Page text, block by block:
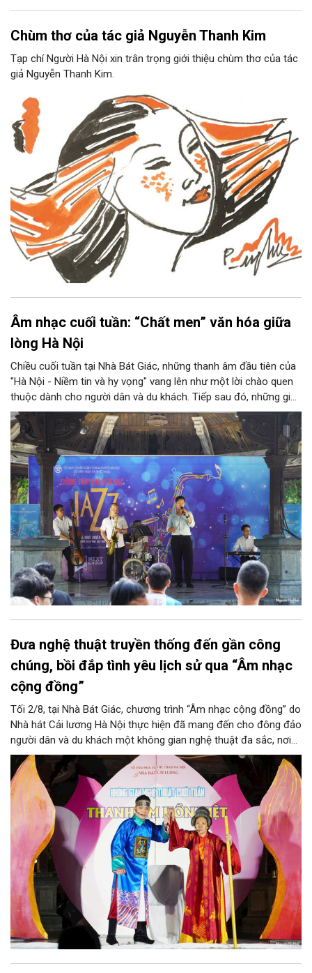
Chùm thơ của tác giả Nguyễn Thanh Kim
Tạp chí Người Hà Nội xin trân trọng giới thiệu chùm thơ của tác
giả Nguyễn Thanh Kim.
Âm nhạc cuối tuần: “Chất men” văn hóa giữa
lòng Hà Nội
Chiều cuối tuần tại Nhà Bát Giác, những thanh âm đầu tiên của
"Hà Nội - Niềm tin và hy vọng" vang lên như một lời chào quen
thuộc dành cho người dân và du khách. Tiếp sau đó, những giai
điệu jazz kinh điển của thế giới lần lượt cất lên qua phần biểu
diễn của NSƯT Quyền Văn Minh và các nghệ sĩ Bình Minh Jazz
Club, mở ra một không gian âm nhạc giàu cảm xúc ngay giữa
trung tâm Thủ đô.
Đưa nghệ thuật truyền thống đến gần công
chúng, bồi đắp tình yêu lịch sử qua “Âm nhạc
cộng đồng”
Tối 2/8, tại Nhà Bát Giác, chương trình “Âm nhạc cộng đồng” do
Nhà hát Cải lương Hà Nội thực hiện đã mang đến cho đông đảo
người dân và du khách một không gian nghệ thuật đa sắc, nơi
những làn điệu cải lương, ca cổ, tân cổ và các tiết mục múa
hòa quyện trong không gian của phố đi bộ hồ Hoàn Kiếm. Đặc
biệt, chương trình có sự giao lưu của các nghệ sĩ đến từ
phương Nam, góp phần tạo nên cuộc gặp gỡ nghệ thuật giàu
cảm xúc.